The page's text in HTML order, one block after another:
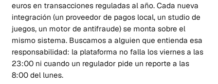
euros en transacciones reguladas al año. Cada nueva
integración (un proveedor de pagos local, un studio de
juegos, un motor de antifraude) se monta sobre el
mismo sistema. Buscamos a alguien que entienda esa
responsabilidad: la plataforma no falla los viernes a las
23:00 ni cuando un regulador pide un reporte a las
8:00 del lunes.